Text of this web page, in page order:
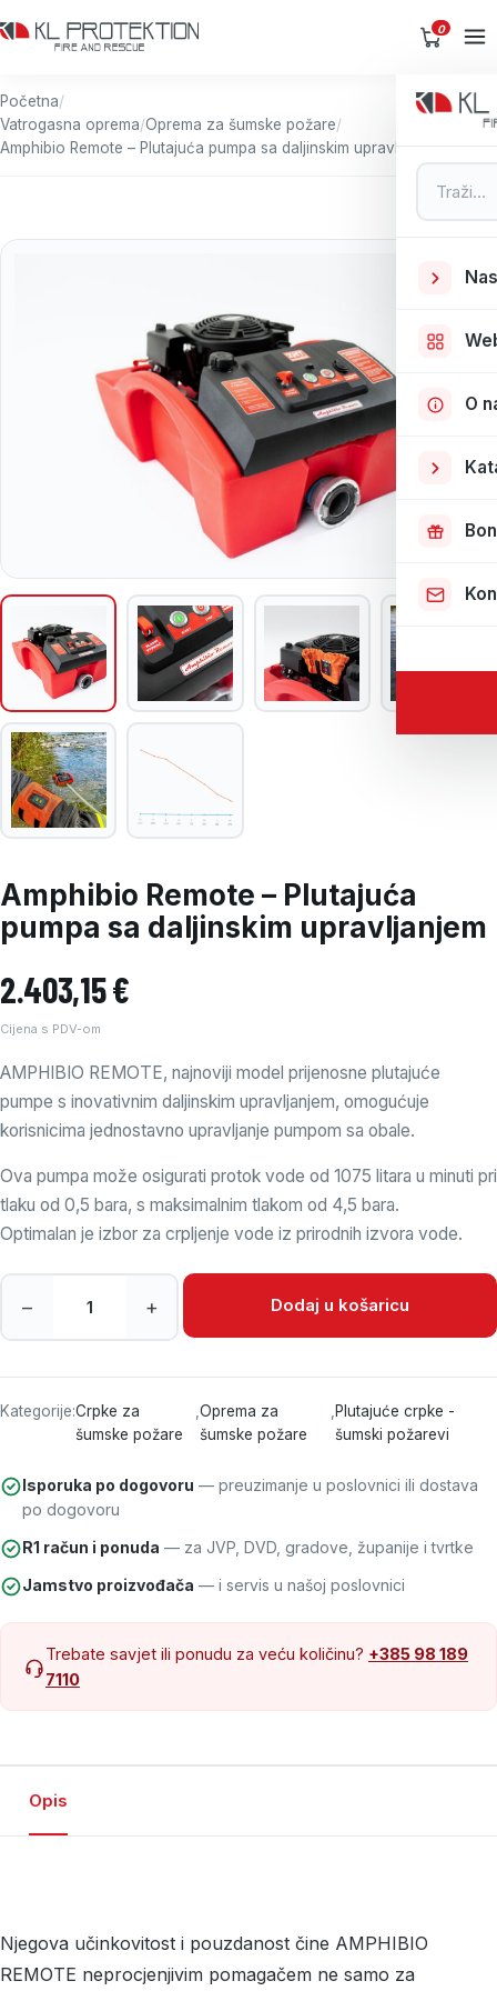
0
Pretraga
O
Početna/
Vatrogasna oprema/Oprema za šumske požare/
Amphibio Remote – Plutajuća pumpa sa daljinskim upravljanjem
Amphibio Remote – Plutajuća
pumpa sa daljinskim upravljanjem
2.403,15€
Cijena s PDV-om
AMPHIBIO REMOTE, najnoviji model prijenosne plutajuće
pumpe s inovativnim daljinskim upravljanjem, omogućuje
korisnicima jednostavno upravljanje pumpom sa obale.
Ova pumpa može osigurati protok vode od 1075 litara u minuti pri
tlaku od 0,5 bara, s maksimalnim tlakom od 4,5 bara.
Optimalan je izbor za crpljenje vode iz prirodnih izvora vode.
Amphibio Remote - Plutajuća pumpa sa daljinskim
– + Dodaj u košaricu
Kategorije:Crpke za
šumske požare
,Oprema za
šumske požare
,Plutajuće crpke -
šumski požarevi
Isporuka po dogovoru — preuzimanje u poslovnici ili dostava
po dogovoru
R1 račun i ponuda — za JVP, DVD, gradove, županije i tvrtke
Jamstvo proizvođača — i servis u našoj poslovnici
Trebate savjet ili ponudu za veću količinu? +385 98 189
7110
Opis
Njegova učinkovitost i pouzdanost čine AMPHIBIO
REMOTE neprocjenjivim pomagačem ne samo za